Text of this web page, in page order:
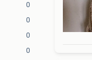
0
0
0
0